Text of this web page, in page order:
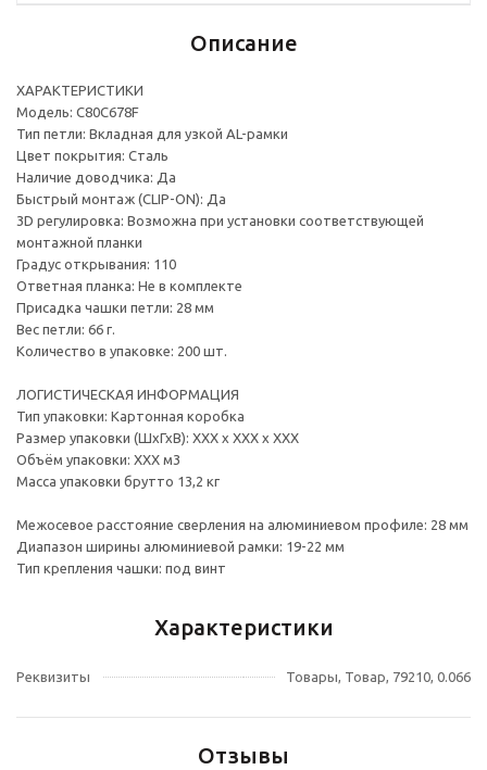
Описание
ХАРАКТЕРИСТИКИ
Модель: C80C678F
Тип петли: Вкладная для узкой AL-рамки
Цвет покрытия: Сталь
Наличие доводчика: Да
Быстрый монтаж (CLIP-ON): Да
3D регулировка: Возможна при установки соответствующей
монтажной планки
Градус открывания: 110
Ответная планка: Не в комплекте
Присадка чашки петли: 28 мм
Вес петли: 66 г.
Количество в упаковке: 200 шт.
ЛОГИСТИЧЕСКАЯ ИНФОРМАЦИЯ
Тип упаковки: Картонная коробка
Размер упаковки (ШхГхВ): ХХХ х ХХХ х ХХХ
Объём упаковки: ХХХ м3
Масса упаковки брутто 13,2 кг
Межосевое расстояние сверления на алюминиевом профиле: 28 мм
Диапазон ширины алюминиевой рамки: 19-22 мм
Тип крепления чашки: под винт
Характеристики
Реквизиты Товары, Товар, 79210, 0.066
Отзывы